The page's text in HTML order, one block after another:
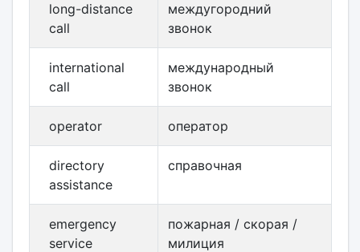
long-distance
call
междугородний
звонок
international
call
международный
звонок
operator оператор
directory
assistance
справочная
emergency
service
пожарная / скорая /
милиция